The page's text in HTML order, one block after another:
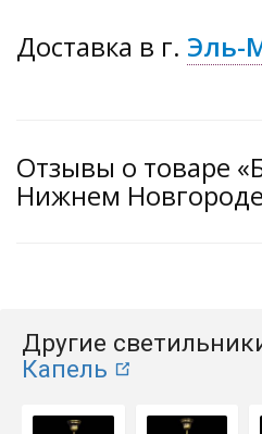
Доставка в г. Эль-
Отзывы о товаре
Нижнем
Другие
Капель